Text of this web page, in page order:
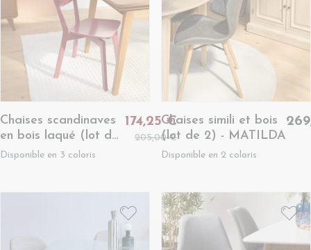
Chaises scandinaves
en bois laqué (lot de
2) - LETA
Disponible en 3 coloris
174,25 €
205,00 €
Chaises simili et bois
(lot de 2) - MATILDA
Disponible en 2 coloris